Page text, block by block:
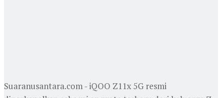
Suaranusantara.com - iQOO Z11x 5G resmi